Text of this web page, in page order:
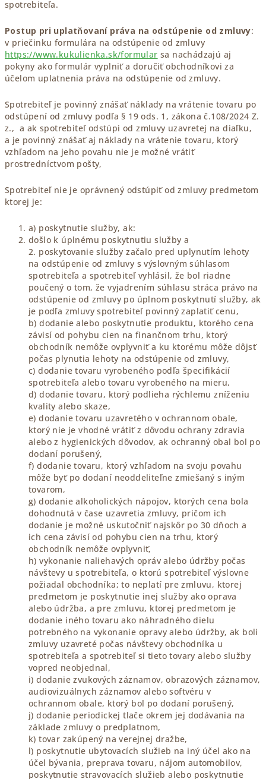
spotrebiteľa.
Postup pri uplatňovaní práva na odstúpenie od zmluvy:
v priečinku formulára na odstúpenie od zmluvy
https://www.kukulienka.sk/formular sa nachádzajú aj
pokyny ako formulár vyplniť a doručiť obchodníkovi za
účelom uplatnenia práva na odstúpenie od zmluvy.
Spotrebiteľ je povinný znášať náklady na vrátenie tovaru po
odstúpení od zmluvy podľa § 19 ods. 1, zákona č.108/2024 Z.
z., a ak spotrebiteľ odstúpi od zmluvy uzavretej na diaľku,
a je povinný znášať aj náklady na vrátenie tovaru, ktorý
vzhľadom na jeho povahu nie je možné vrátiť
prostredníctvom pošty,
Spotrebiteľ nie je oprávnený odstúpiť od zmluvy predmetom
ktorej je:
a) poskytnutie služby, ak:
došlo k úplnému poskytnutiu služby a
2. poskytovanie služby začalo pred uplynutím lehoty
na odstúpenie od zmluvy s výslovným súhlasom
spotrebiteľa a spotrebiteľ vyhlásil, že bol riadne
poučený o tom, že vyjadrením súhlasu stráca právo na
odstúpenie od zmluvy po úplnom poskytnutí služby, ak
je podľa zmluvy spotrebiteľ povinný zaplatiť cenu,
b) dodanie alebo poskytnutie produktu, ktorého cena
závisí od pohybu cien na finančnom trhu, ktorý
obchodník nemôže ovplyvniť a ku ktorému môže dôjsť
počas plynutia lehoty na odstúpenie od zmluvy,
c) dodanie tovaru vyrobeného podľa špecifikácií
spotrebiteľa alebo tovaru vyrobeného na mieru,
d) dodanie tovaru, ktorý podlieha rýchlemu zníženiu
kvality alebo skaze,
e) dodanie tovaru uzavretého v ochrannom obale,
ktorý nie je vhodné vrátiť z dôvodu ochrany zdravia
alebo z hygienických dôvodov, ak ochranný obal bol po
dodaní porušený,
f) dodanie tovaru, ktorý vzhľadom na svoju povahu
môže byť po dodaní neoddeliteľne zmiešaný s iným
tovarom,
g) dodanie alkoholických nápojov, ktorých cena bola
dohodnutá v čase uzavretia zmluvy, pričom ich
dodanie je možné uskutočniť najskôr po 30 dňoch a
ich cena závisí od pohybu cien na trhu, ktorý
obchodník nemôže ovplyvniť,
h) vykonanie naliehavých opráv alebo údržby počas
návštevy u spotrebiteľa, o ktorú spotrebiteľ výslovne
požiadal obchodníka; to neplatí pre zmluvu, ktorej
predmetom je poskytnutie inej služby ako oprava
alebo údržba, a pre zmluvu, ktorej predmetom je
dodanie iného tovaru ako náhradného dielu
potrebného na vykonanie opravy alebo údržby, ak boli
zmluvy uzavreté počas návštevy obchodníka u
spotrebiteľa a spotrebiteľ si tieto tovary alebo služby
vopred neobjednal,
i) dodanie zvukových záznamov, obrazových záznamov,
audiovizuálnych záznamov alebo softvéru v
ochrannom obale, ktorý bol po dodaní porušený,
j) dodanie periodickej tlače okrem jej dodávania na
základe zmluvy o predplatnom,
k) tovar zakúpený na verejnej dražbe,
l) poskytnutie ubytovacích služieb na iný účel ako na
účel bývania, preprava tovaru, nájom automobilov,
poskytnutie stravovacích služieb alebo poskytnutie